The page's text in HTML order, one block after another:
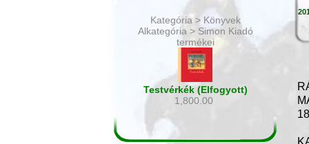
Kategória > Könyvek
Alkategória > Simon Kiadó
termékei
Testvérkék (Elfogyott)
1,800.00